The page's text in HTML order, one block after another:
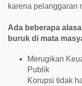
karena pelanggaran
Ada beberapa
buruk di mata
Merugikan
Publik
Korupsi tidak